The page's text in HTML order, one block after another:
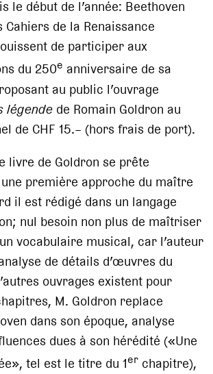
le début de l’année: Beethoven
de la Renaissance
de participer aux
du 250e anniversaire de sa
au public l’ouvrage
légende de Romain Goldron au
de CHF 15.– (hors frais de port).
livre de Goldron se prête
première approche du maître
il est rédigé dans un langage
nul besoin non plus de maîtriser
vocabulaire musical, car l’auteur
de détails d’œuvres du
ouvrages existent pour
M. Goldron replace
dans son époque, analyse
dues à son hérédité («Une
tel est le titre du 1er chapitre),